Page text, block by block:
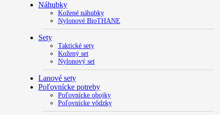
Náhubky
Kožené náhubky
Nylonové BioTHANE
Sety
Taktické sety
Kožený set
Nylonový set
Lanové sety
Poľovnícke potreby
Poľovnícke obojky
Poľovnícke vôdzky